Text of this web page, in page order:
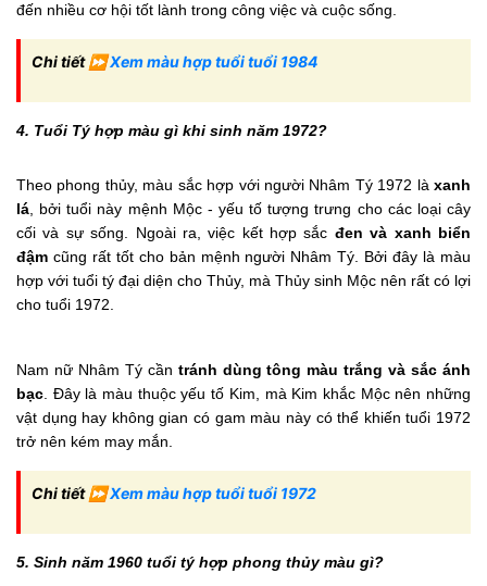
đến nhiều cơ hội tốt lành trong công việc và cuộc sống.
Chi tiết ⏩Xem màu hợp tuổi tuổi 1984
4. Tuổi Tý hợp màu gì khi sinh năm 1972?
Theo phong thủy, màu sắc hợp với người Nhâm Tý 1972 là xanh
lá, bởi tuổi này mệnh Mộc - yếu tố tượng trưng cho các loại cây
cối và sự sống. Ngoài ra, việc kết hợp sắc đen và xanh biển
đậm cũng rất tốt cho bản mệnh người Nhâm Tý. Bởi đây là màu
hợp với tuổi tý đại diện cho Thủy, mà Thủy sinh Mộc nên rất có lợi
cho tuổi 1972.
Nam nữ Nhâm Tý cần tránh dùng tông màu trắng và sắc ánh
bạc. Đây là màu thuộc yếu tố Kim, mà Kim khắc Mộc nên những
vật dụng hay không gian có gam màu này có thể khiến tuổi 1972
trở nên kém may mắn.
Chi tiết⏩Xem màu hợp tuổi tuổi 1972
5. Sinh năm 1960 tuổi tý hợp phong thủy màu gì?